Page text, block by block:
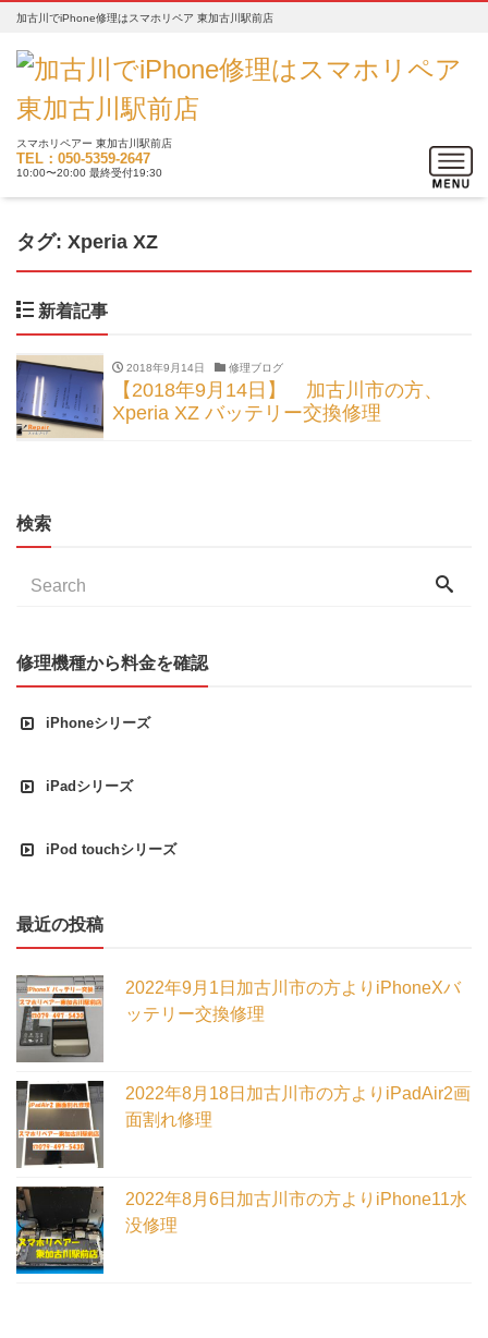
加古川でiPhone修理はスマホリペア 東加古川駅前店
スマホリペアー 東加古川駅前店
TEL：050-5359-2647
10:00〜20:00 最終受付19:30
Toggle
タグ: Xperia XZ
新着記事
2018年9月14日 修理ブログ
【2018年9月14日】 加古川市の方、
Xperia XZ バッテリー交換修理
検索
修理機種から料金を確認
iPhoneシリーズ
iPadシリーズ
iPod touchシリーズ
最近の投稿
2022年9月1日加古川市の方よりiPhoneXバ
ッテリー交換修理
2022年8月18日加古川市の方よりiPadAir2画
面割れ修理
2022年8月6日加古川市の方よりiPhone11水
没修理